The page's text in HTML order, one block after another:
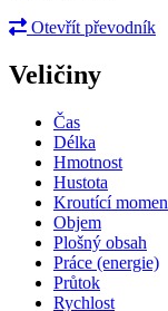
Otevřít převodník
Veličiny
Čas
Délka
Hmotnost
Hustota
Kroutící
Objem
Plošný obsah
Práce (energie)
Průtok
Rychlost